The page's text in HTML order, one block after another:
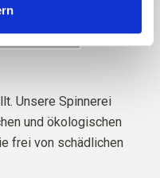
Unsere Spinnerei
und ökologischen
frei von schädlichen